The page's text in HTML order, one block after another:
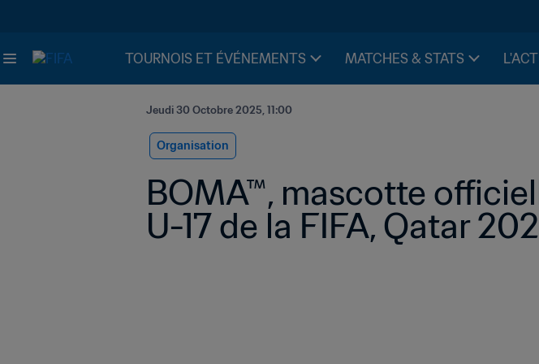
TOURNOIS ET ÉVÉNEMENTS MATCHES & STATS
Jeudi 30 Octobre 2025, 11:00
Organisation
BOMA™, mascotte
U-17 de la FIFA, Qatar